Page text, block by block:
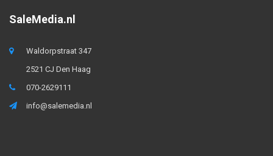
SaleMedia.nl
Waldorpstraat 347
2521 CJ Den Haag
070-2629111
info@salemedia.nl